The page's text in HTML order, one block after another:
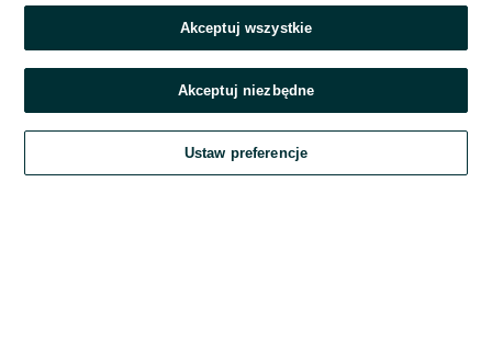
Nie pamiętasz hasła?
Zaloguj się
Kontynuując za pośrednictwem jednego z dostawców wskazanych powyżej,
Regulamin serwisu OLX.pl w jego aktualnym brzmieniu.
Akceptuj wszystkie
Akceptuj niezbędne
Ustaw preferencje